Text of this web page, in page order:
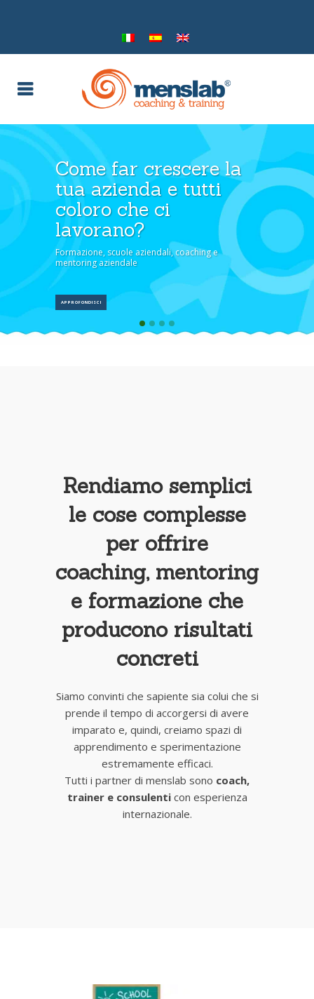
Come far crescere la
tua azienda e tutti
coloro che ci
lavorano?
Formazione, scuole aziendali, coaching e
mentoring aziendale
APPROFONDISCI
Rendiamo semplici
le cose complesse
per offrire
coaching, mentoring
e formazione che
producono risultati
concreti
Siamo convinti che sapiente sia colui che si
prende il tempo di accorgersi di avere
imparato e, quindi, creiamo spazi di
apprendimento e sperimentazione
estremamente efficaci.
Tutti i partner di menslab sono coach,
trainer e consulenticon esperienza
internazionale.